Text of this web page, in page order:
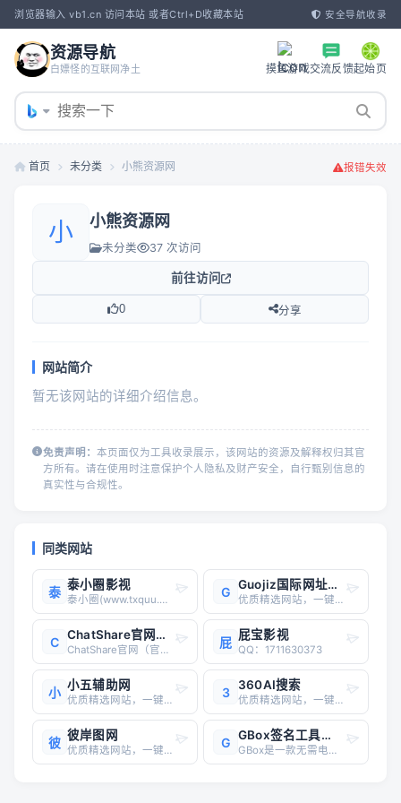
浏览器输入 vb1.cn 访问本站 或者Ctrl+D收藏本站 安全导航收录
资源导航
白嫖怪的互联网净土 摸鱼游戏交流反馈起始页
首页 未分类 小熊资源网 报错失效
小 小熊资源网
未分类 37 次访问
前往访问
0 分享
网站简介
暂无该网站的详细介绍信息。
免责声明： 本页面仅为工具收录展示，该网站的资源及解释权归其官
方所有。请在使用时注意保护个人隐私及财产安全，自行甄别信息的
真实性与合规性。
同类网站
泰 泰小圈影视
泰小圈(www.txquu.com)泰剧TV_推荐2025最新热播泰国经典电视剧大全_免费泰剧网
G Guojiz国际网址导航系统
优质精选网站，一键直达
C ChatShare官网入口
ChatShare官网（官方入口：chatshare.one）是国内优质的AI工具聚合服务平台，专注为用户提供便捷、高效、全面的AI模型使用解决方案，作为ChatShare源头厂家官方指定入口，全程保障服务的稳定性与安全性，彻底解决用户使用海外AI模型的诸多不便，让每一位用户都能轻松畅享前沿AI技术
屁 屁宝影视
QQ：1711630373
小 小五辅助网
优质精选网站，一键直达
3 360AI搜索
优质精选网站，一键直达
彼 彼岸图网
优质精选网站，一键直达
G GBox签名工具官网
GBox是一款无需电脑的iOS签名工具，用于安装和测试iOS App。支持iOS 12.0 ~ iOS 18.2